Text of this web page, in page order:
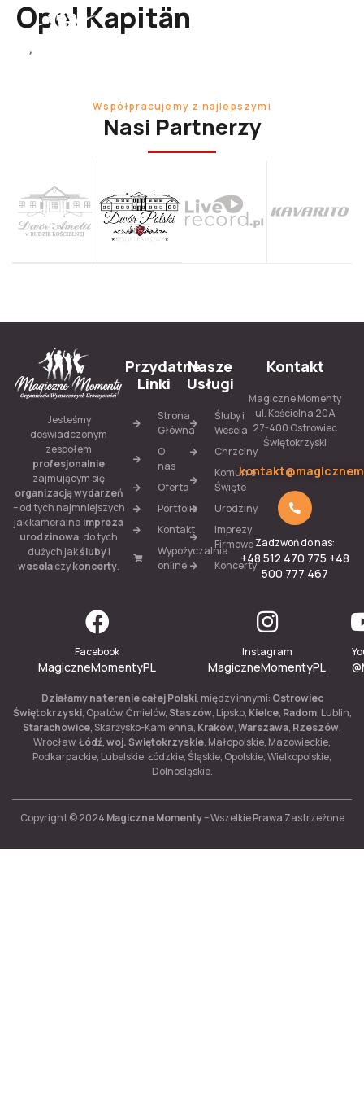
Opel Kapitän
Współpracujemy z najlepszymi
Nasi Partnerzy
Jesteśmy
doświadczonym
zespołem
profesjonalnie
zajmującym się
organizacją wydarzeń
– od tych najmniejszych
jak kameralna impreza
urodzinowa, do tych
dużych jakślubyi
weselaczykoncerty.
Przydatne
Linki
Strona
Główna
O
nas
Oferta
Portfolio
Kontakt
Wypożyczalnia
online
Nasze
Usługi
Śluby i
Wesela
Chrzciny
Komunie
Święte
Urodziny
Imprezy
Firmowe
Koncerty
Kontakt
Magiczne Momenty
ul. Kościelna 20A
27-400 Ostrowiec
Świętokrzyski
Zadzwoń do nas:
+48 512 470 775 +48
500 777 467
Facebook
MagiczneMomentyPL
Instagram
MagiczneMomentyPL
Działamy na terenie całej Polski, między innymi: Ostrowiec
Świętokrzyski, Opatów, Ćmielów, Staszów, Lipsko, Kielce, Radom, Lublin,
Starachowice, Skarżysko-Kamienna, Kraków,Warszawa, Rzeszów,
Wrocław,Łódź,woj. Świętokrzyskie, Małopolskie, Mazowieckie,
Podkarpackie, Lubelskie, Łódzkie, Śląskie, Opolskie, Wielkopolskie,
Dolnosląskie.
Copyright © 2024 Magiczne Momenty– Wszelkie Prawa Zastrzeżone